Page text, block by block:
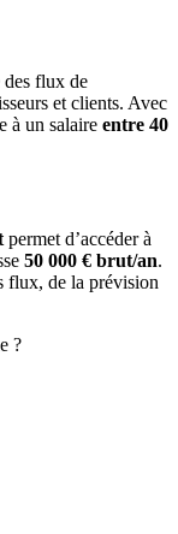
des flux de
et clients. Avec
à un salaire entre 40
permet d’accéder à
50 000 € brut/an.
flux, de la prévision
?